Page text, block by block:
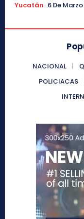
Yucatán 6 De
NACIONAL
POLICIACAS